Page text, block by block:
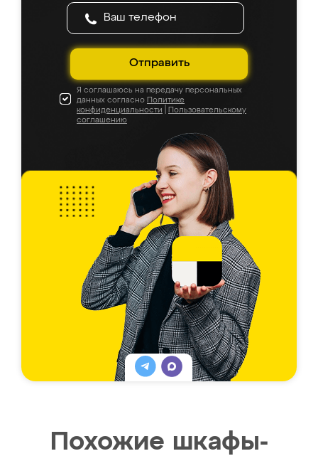
Отправить
Я соглашаюсь на передачу персональных
данных согласно Политике
конфиденциальности
Пользовательскому
соглашению
Похожие шкафы-